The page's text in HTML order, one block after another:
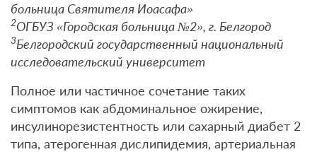
больница Святителя Иоасафа»
2ОГБУЗ «Городская больница №2», г. Белгород
3Белгородский государственный национальный
исследовательский университет
Полное или частичное сочетание таких
симптомов как абдоминальное ожирение,
инсулинорезистентность или сахарный диабет 2
типа, атерогенная дислипидемия, артериальная